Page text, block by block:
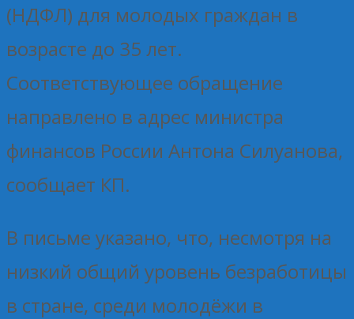
(НДФЛ) для молодых граждан в
возрасте до 35 лет.
Соответствующее обращение
направлено в адрес министра
финансов России Антона Силуанова,
сообщает КП.
В письме указано, что, несмотря на
низкий общий уровень безработицы
в стране, среди молодёжи в